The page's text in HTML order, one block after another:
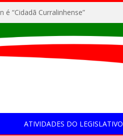
é “Cidadã Curralinhense”
ATIVIDADES DO LEGISLATIVO